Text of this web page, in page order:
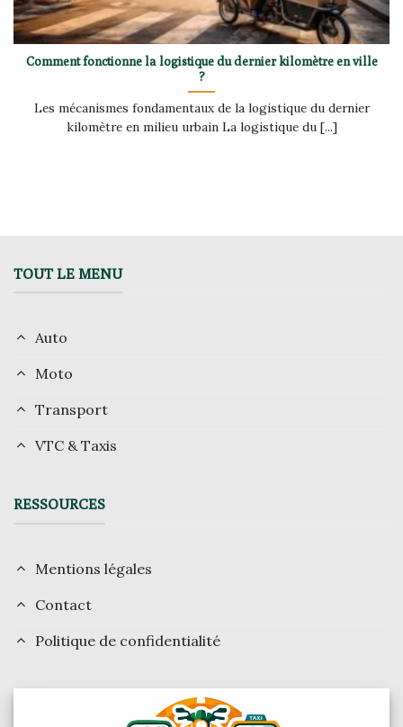
Comment fonctionne la logistique du dernier kilomètre en ville
?
Les mécanismes fondamentaux de la logistique du dernier
kilomètre en milieu urbain La logistique du [...]
TOUT LE MENU
Auto
Moto
Transport
VTC & Taxis
RESSOURCES
Mentions légales
Contact
Politique de confidentialité